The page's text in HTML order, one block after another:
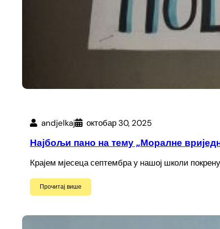
andjelkaj октобар 30, 2025
Најбољи пано на тему „Моралне
Крајем мјесеца септембра у нашој школи
Прочитај више